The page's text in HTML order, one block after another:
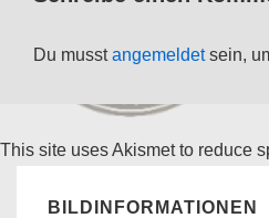
Du musstangemeldetsein,
This site uses Akismet to reduce
BILDINFORMATIONEN